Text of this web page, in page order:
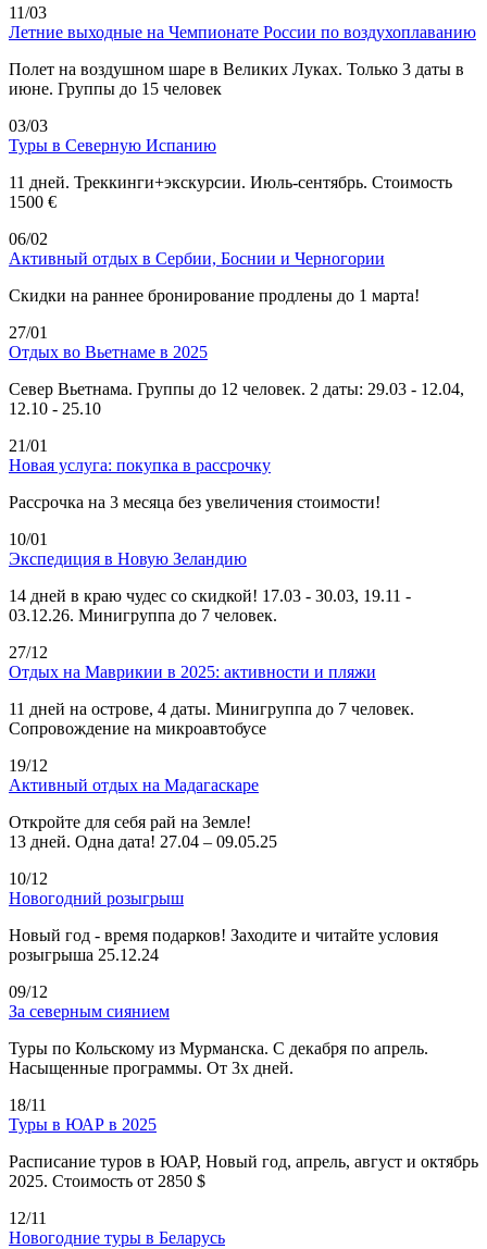
11/03
Летние выходные на Чемпионате России по воздухоплаванию
Полет на воздушном шаре в Великих Луках. Только 3 даты в
июне. Группы до 15 человек
03/03
Туры в Северную Испанию
11 дней. Треккинги+экскурсии. Июль-сентябрь. Стоимость
1500 €
06/02
Активный отдых в Сербии, Боснии и Черногории
Скидки на раннее бронирование продлены до 1 марта!
27/01
Отдых во Вьетнаме в 2025
Север Вьетнама. Группы до 12 человек. 2 даты: 29.03 - 12.04,
12.10 - 25.10
21/01
Новая услуга: покупка в рассрочку
Рассрочка на 3 месяца без увеличения стоимости!
10/01
Экспедиция в Новую Зеландию
14 дней в краю чудес со скидкой! 17.03 - 30.03, 19.11 -
03.12.26. Минигруппа до 7 человек.
27/12
Отдых на Маврикии в 2025: активности и пляжи
11 дней на острове, 4 даты. Минигруппа до 7 человек.
Сопровождение на микроавтобусе
19/12
Активный отдых на Мадагаскаре
Откройте для себя рай на Земле!
13 дней. Одна дата! 27.04 – 09.05.25
10/12
Новогодний розыгрыш
Новый год - время подарков! Заходите и читайте условия
розыгрыша 25.12.24
09/12
За северным сиянием
Туры по Кольскому из Мурманска. С декабря по апрель.
Насыщенные программы. От 3х дней.
18/11
Туры в ЮАР в 2025
Расписание туров в ЮАР, Новый год, апрель, август и октябрь
2025. Стоимость от 2850 $
12/11
Новогодние туры в Беларусь